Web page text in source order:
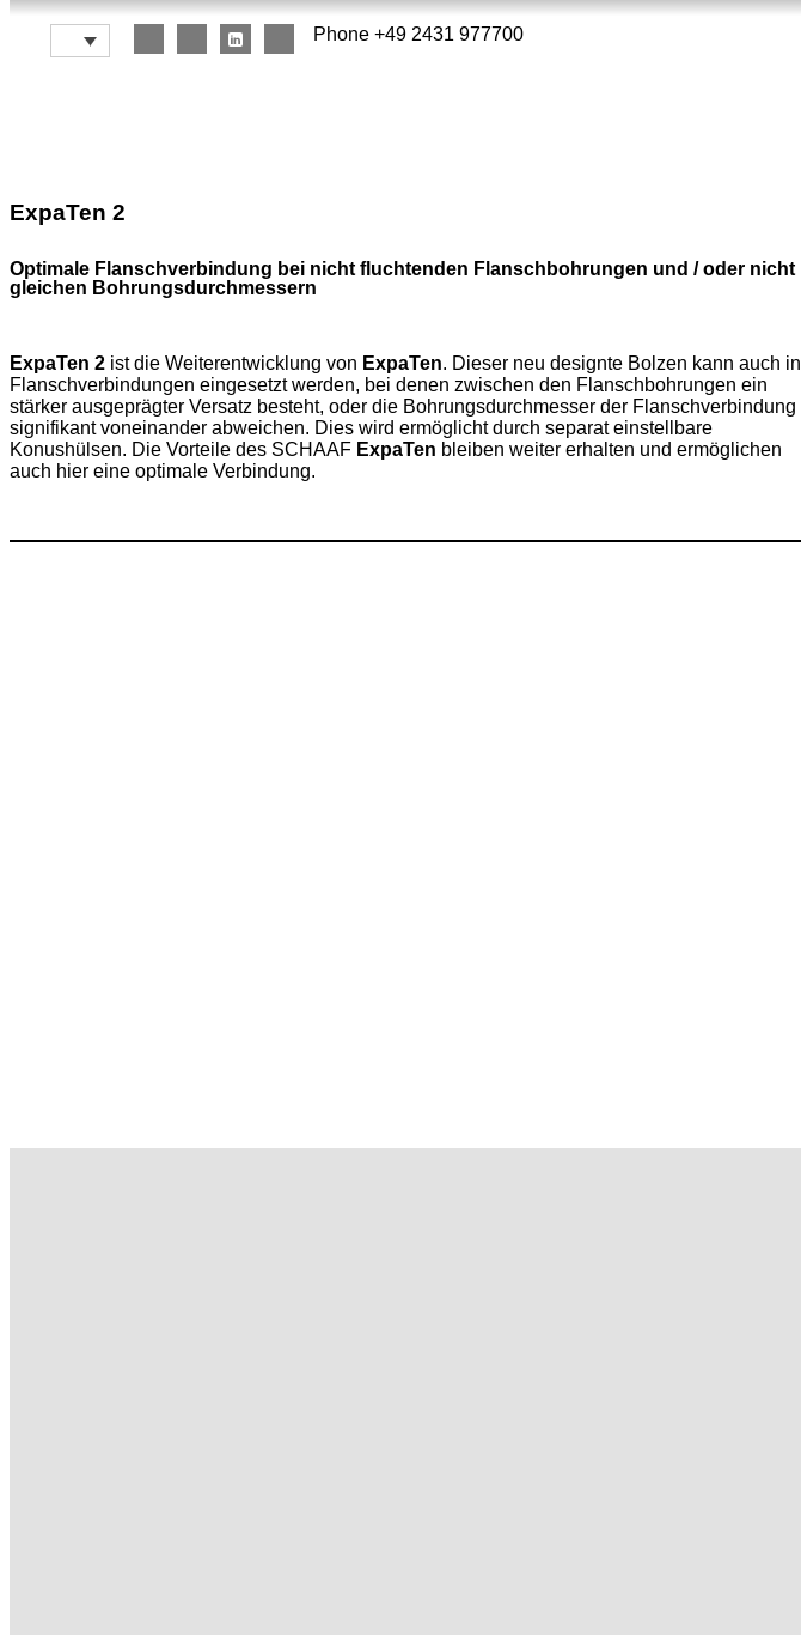
Phone +49 2431 977700
ExpaTen 2
Optimale Flanschverbindung bei nicht fluchtenden Flanschbohrungen und / oder nicht
gleichen Bohrungsdurchmessern
ExpaTen 2 ist die Weiterentwicklung von ExpaTen. Dieser neu designte Bolzen kann auch in
Flanschverbindungen eingesetzt werden, bei denen zwischen den Flanschbohrungen ein
stärker ausgeprägter Versatz besteht, oder die Bohrungsdurchmesser der Flanschverbindung
signifikant voneinander abweichen. Dies wird ermöglicht durch separat einstellbare
Konushülsen. Die Vorteile des SCHAAF ExpaTen bleiben weiter erhalten und ermöglichen
auch hier eine optimale Verbindung.